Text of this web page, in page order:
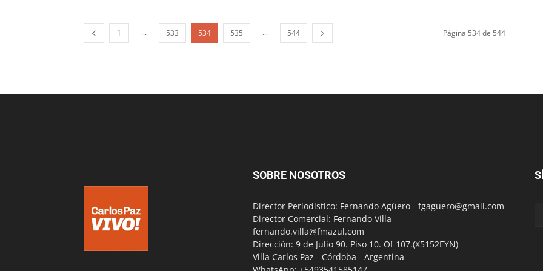
1 ... 533 534 535 ... 544 Página 534 de 544
SOBRE NOSOTROS
Director Periodístico: Fernando Agüero - fgaguero@gmail.com
Director Comercial: Fernando Villa -
fernando.villa@fmazul.com
Dirección: 9 de Julio 90. Piso 10. Of 107.(X5152EYN)
Villa Carlos Paz - Córdoba - Argentina